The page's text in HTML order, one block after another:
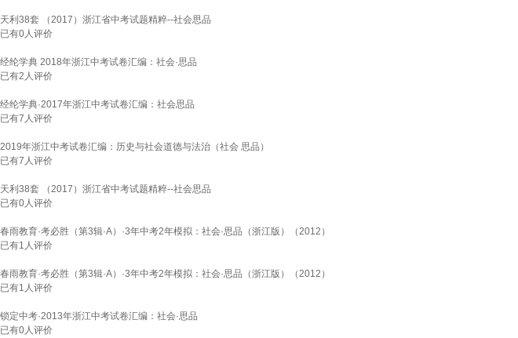
天利38套 （2017）浙江省中考试题精粹--社会思品
已有0人评价
经纶学典 2018年浙江中考试卷汇编：社会·思品
已有2 人评价
经纶学典·2017年浙江中考试卷汇编：社会思品
已有7 人评价
2019年浙江中考试卷汇编：历史与社会道德与法治（社会 思品）
已有7 人评价
天利38套 （2017）浙江省中考试题精粹--社会思品
已有0人评价
春雨教育·考必胜（第3辑·A）·3年中考2年模拟：社会·思品（浙江版）（2012）
已有1 人评价
春雨教育·考必胜（第3辑·A）·3年中考2年模拟：社会·思品（浙江版）（2012）
已有1 人评价
锁定中考·2013年浙江中考试卷汇编：社会·思品
已有0人评价